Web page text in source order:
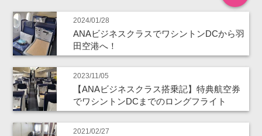
2024/01/28
ANAビジネスクラスでワシントンDCから羽
田空港へ！
2023/11/05
【ANAビジネスクラス搭乗記】特典航空券
でワシントンDCまでのロングフライト
2021/02/27